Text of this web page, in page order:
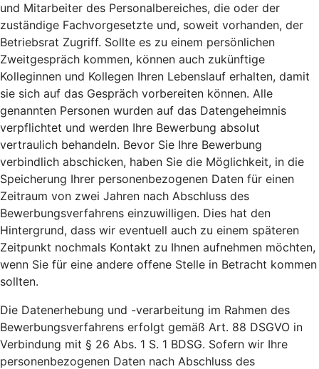
und Mitarbeiter des Personalbereiches, die oder der
zuständige Fachvorgesetzte und, soweit vorhanden, der
Betriebsrat Zugriff. Sollte es zu einem persönlichen
Zweitgespräch kommen, können auch zukünftige
Kolleginnen und Kollegen Ihren Lebenslauf erhalten, damit
sie sich auf das Gespräch vorbereiten können. Alle
genannten Personen wurden auf das Datengeheimnis
verpflichtet und werden Ihre Bewerbung absolut
vertraulich behandeln. Bevor Sie Ihre Bewerbung
verbindlich abschicken, haben Sie die Möglichkeit, in die
Speicherung Ihrer personenbezogenen Daten für einen
Zeitraum von zwei Jahren nach Abschluss des
Bewerbungsverfahrens einzuwilligen. Dies hat den
Hintergrund, dass wir eventuell auch zu einem späteren
Zeitpunkt nochmals Kontakt zu Ihnen aufnehmen möchten,
wenn Sie für eine andere offene Stelle in Betracht kommen
sollten.
Die Datenerhebung und -verarbeitung im Rahmen des
Bewerbungsverfahrens erfolgt gemäß Art. 88 DSGVO in
Verbindung mit § 26 Abs. 1 S. 1 BDSG. Sofern wir Ihre
personenbezogenen Daten nach Abschluss des